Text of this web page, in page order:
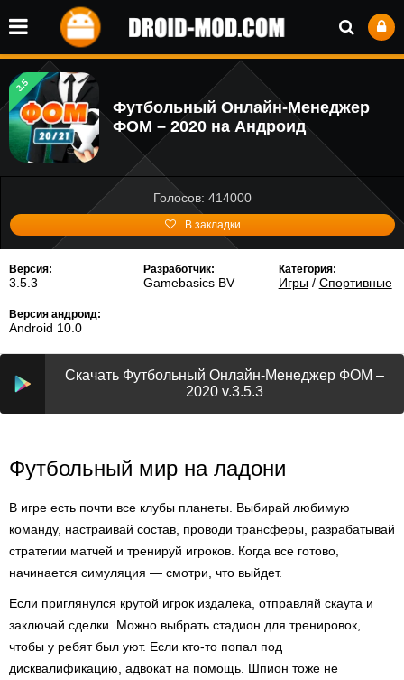
3.5
Футбольный Онлайн-Менеджер
ФОМ – 2020 на Андроид
Голосов: 414000
В закладки
Версия:
3.5.3
Разработчик:
Gamebasics BV
Категория:
Игры/ Спортивные
Версия андроид:
Android 10.0
Скачать Футбольный Онлайн-Менеджер ФОМ –
2020 v.3.5.3
Футбольный мир на ладони
В игре есть почти все клубы планеты. Выбирай любимую
команду, настраивай состав, проводи трансферы, разрабатывай
стратегии матчей и тренируй игроков. Когда все готово,
начинается симуляция — смотри, что выйдет.
Если приглянулся крутой игрок издалека, отправляй скаута и
заключай сделки. Можно выбрать стадион для тренировок,
чтобы у ребят был уют. Если кто-то попал под
дисквалификацию, адвокат на помощь. Шпион тоже не